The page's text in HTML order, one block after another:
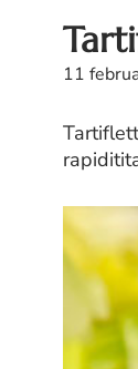
11